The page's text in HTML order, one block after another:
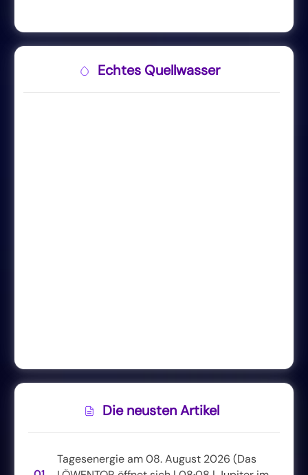
Echtes Quellwasser
Die neusten Artikel
Tagesenergie am 08. August 2026 (Das